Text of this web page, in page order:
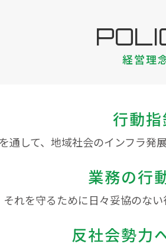
経営理
行動指
通して、地域社会のインフラ発
業務の行
れを守るために日々妥協のな
反社会勢力